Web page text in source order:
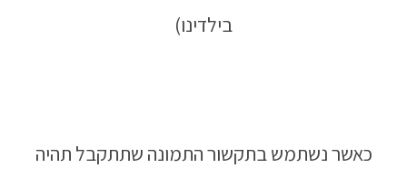
בילדינו)
כאשר נשתמש בתקשור התמונה שתתקבל תהיה